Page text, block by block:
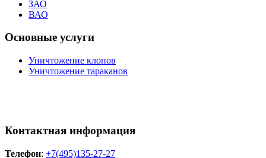
ЗАО
ВАО
Основные услуги
Уничтожение клопов
Уничтожение тараканов
Контактная информация
Телефон: +7(495)135-27-27